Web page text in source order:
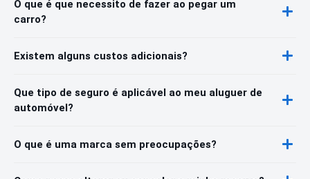
O que é que necessito de fazer ao pegar um
carro?
Existem alguns custos adicionais?
Que tipo de seguro é aplicável ao meu aluguer de
automóvel?
O que é uma marca sem preocupações?